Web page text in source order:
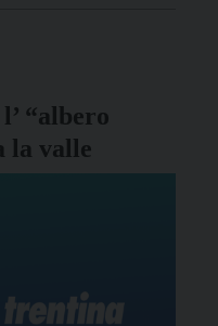
“albero
la valle